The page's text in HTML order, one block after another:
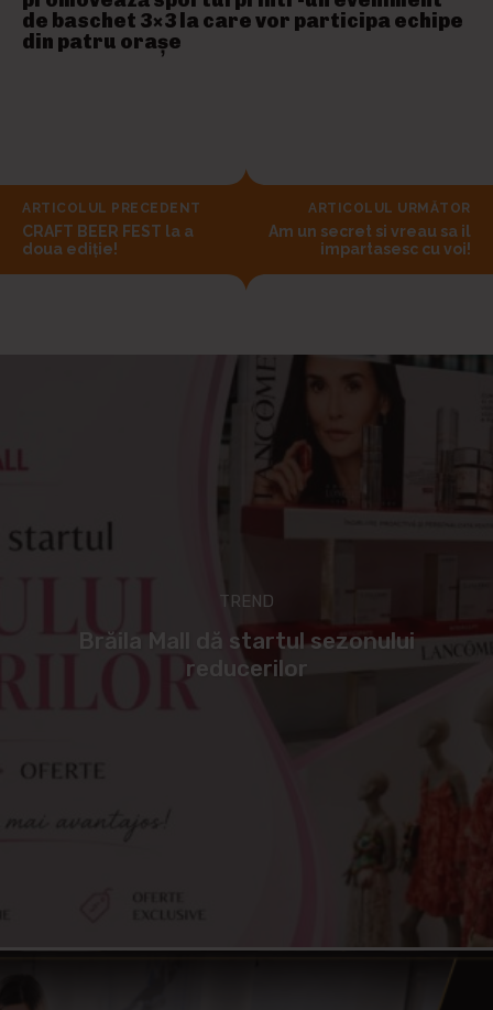
de baschet 3×3 la care vor participa echipe
din patru orașe
ARTICOLUL PRECEDENT
CRAFT BEER FEST la a
doua ediţie!
ARTICOLUL URMĂTOR
Am un secret si vreau sa il
impartasesc cu voi!
TREND
Brăila Mall dă startul sezonului
reducerilor